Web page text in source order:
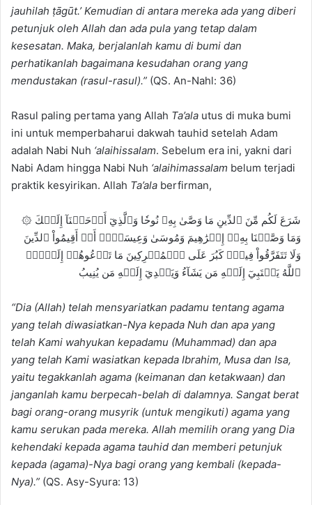
jauhilah ṭāgūt.’Kemudian di antara mereka ada yang diberi
petunjuk oleh Allah dan ada pula yang tetap dalam
kesesatan. Maka, berjalanlah kamu di bumi dan
perhatikanlah bagaimana kesudahan orang yang
mendustakan (rasul-rasul).” (QS. An-Nahl: 36)
Rasul paling pertama yang Allah Ta’ala utus di muka bumi
ini untuk memperbaharui dakwah tauhid setelah Adam
adalah Nabi Nuh ‘alaihissalam. Sebelum era ini, yakni dari
Nabi Adam hingga Nabi Nuh ‘alaihimassalam belum terjadi
praktik kesyirikan. Allah Ta’ala berfirman,
۞ شَرَعَ لَكُم مِّنَ ٱلدِّينِ مَا وَصَّىٰ بِهِۦ نُوحٗا وَٱلَّذِيٓ أَوۡحَيۡنَآ إِلَيۡكَ
وَمَا وَصَّيۡنَا بِهِۦٓ إِبۡرَٰهِيمَ وَمُوسَىٰ وَعِيسَىٰٓۖ أَنۡ أَقِيمُواْ ٱلدِّينَ
وَلَا تَتَفَرَّقُواْ فِيهِۚ كَبُرَ عَلَى ٱلۡمُشۡرِكِينَ مَا تَدۡعُوهُمۡ إِلَيۡهِۚ
ٱللَّهُ يَجۡتَبِيٓ إِلَيۡهِ مَن يَشَآءُ وَيَهۡدِيٓ إِلَيۡهِ مَن يُنِيبُ
“Dia (Allah) telah mensyariatkan padamu tentang agama
yang telah diwasiatkan-Nya kepada Nuh dan apa yang
telah Kami wahyukan kepadamu (Muhammad) dan apa
yang telah Kami wasiatkan kepada Ibrahim, Musa dan Isa,
yaitu tegakkanlah agama (keimanan dan ketakwaan) dan
janganlah kamu berpecah-belah di dalamnya. Sangat berat
bagi orang-orang musyrik (untuk mengikuti) agama yang
kamu serukan pada mereka. Allah memilih orang yang Dia
kehendaki kepada agama tauhid dan memberi petunjuk
kepada (agama)-Nya bagi orang yang kembali (kepada-
Nya).” (QS. Asy-Syura: 13)